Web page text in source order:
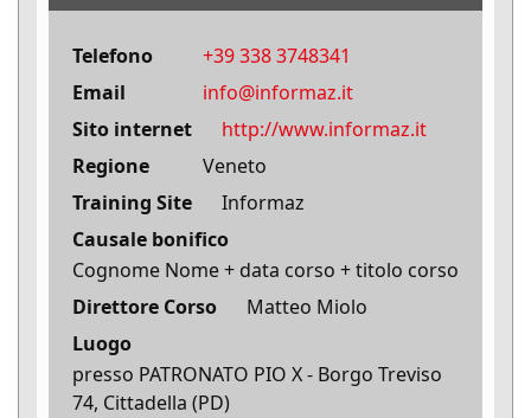
Telefono
+39 338 3748341
Email
info@informaz.it
Sito internet
http://www.informaz.it
Regione
Veneto
Training Site
Informaz
Causale bonifico
Cognome Nome + data corso + titolo corso
Direttore Corso
Matteo Miolo
Luogo
presso PATRONATO PIO X - Borgo Treviso
74, Cittadella (PD)